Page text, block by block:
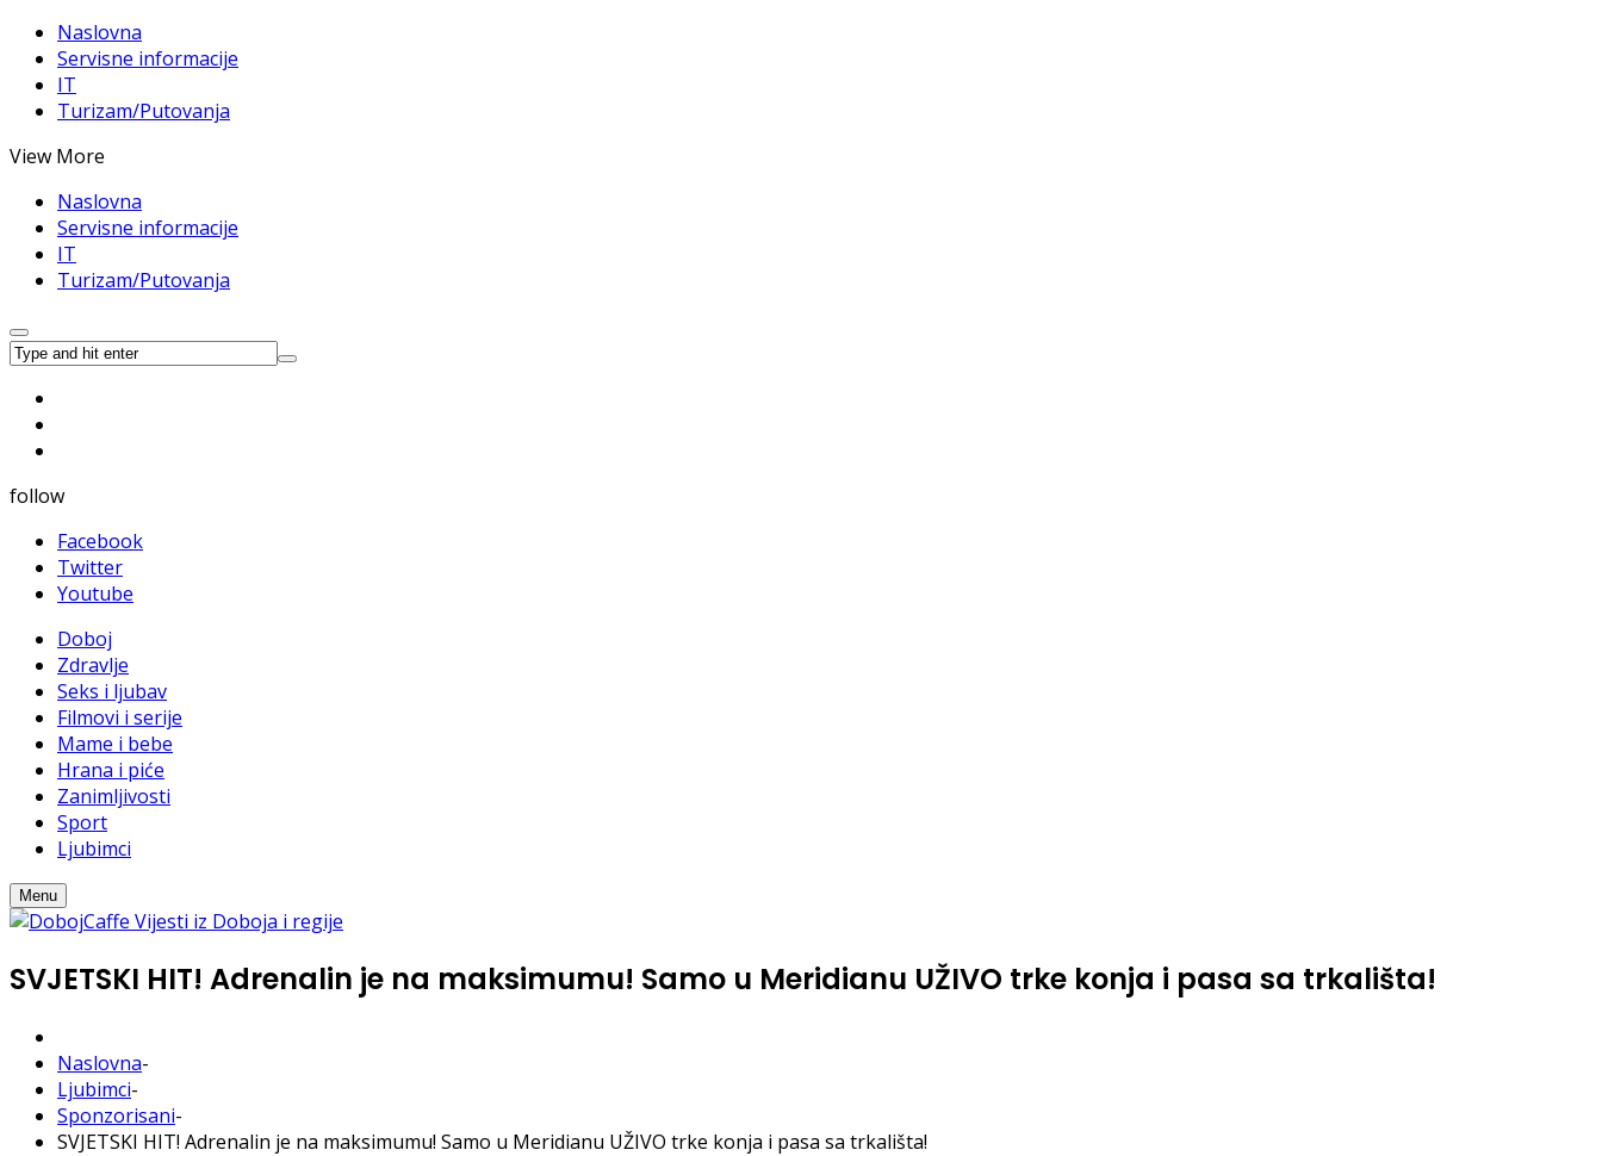
Naslovna
Servisne informacije
IT
Turizam/Putovanja
View More
Naslovna
Servisne informacije
IT
Turizam/Putovanja
follow
Facebook
Twitter
Youtube
Doboj
Zdravlje
Seks i ljubav
Filmovi i serije
Mame i bebe
Hrana i piće
Zanimljivosti
Sport
Ljubimci
Menu
SVJETSKI HIT! Adrenalin je na maksimumu! Samo u Meridianu UŽIVO trke konja i pasa sa trkališta!
Naslovna-
Ljubimci-
Sponzorisani-
SVJETSKI HIT! Adrenalin je na maksimumu! Samo u Meridianu UŽIVO trke konja i pasa sa trkališta!